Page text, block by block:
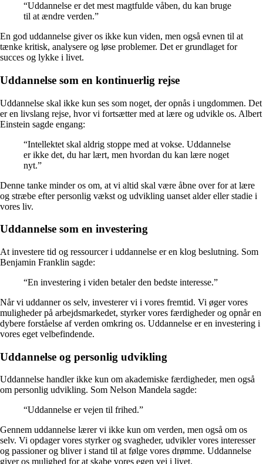
“Uddannelse er det mest magtfulde våben, du kan bruge
til at ændre verden.”
En god uddannelse giver os ikke kun viden, men også evnen til at
tænke kritisk, analysere og løse problemer. Det er grundlaget for
succes og lykke i livet.
Uddannelse som en kontinuerlig rejse
Uddannelse skal ikke kun ses som noget, der opnås i ungdommen. Det
er en livslang rejse, hvor vi fortsætter med at lære og udvikle os. Albert
Einstein sagde engang:
“Intellektet skal aldrig stoppe med at vokse. Uddannelse
er ikke det, du har lært, men hvordan du kan lære noget
nyt.”
Denne tanke minder os om, at vi altid skal være åbne over for at lære
og stræbe efter personlig vækst og udvikling uanset alder eller stadie i
vores liv.
Uddannelse som en investering
At investere tid og ressourcer i uddannelse er en klog beslutning. Som
Benjamin Franklin sagde:
“En investering i viden betaler den bedste interesse.”
Når vi uddanner os selv, investerer vi i vores fremtid. Vi øger vores
muligheder på arbejdsmarkedet, styrker vores færdigheder og opnår en
dybere forståelse af verden omkring os. Uddannelse er en investering i
vores eget velbefindende.
Uddannelse og personlig udvikling
Uddannelse handler ikke kun om akademiske færdigheder, men også
om personlig udvikling. Som Nelson Mandela sagde:
“Uddannelse er vejen til frihed.”
Gennem uddannelse lærer vi ikke kun om verden, men også om os
selv. Vi opdager vores styrker og svagheder, udvikler vores interesser
og passioner og bliver i stand til at følge vores drømme. Uddannelse
giver os mulighed for at skabe vores egen vej i livet.